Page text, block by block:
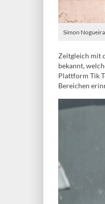
Simon
Zeitgleich mit
bekannt,
Plattform Tik
Bereichen